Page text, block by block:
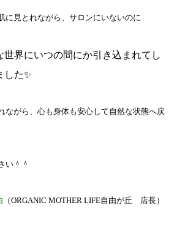
に見とれながら、サロンにいないのに
世界にいつの間にか引き込まれてし
した✨
ながら、心も身体も安心して自然な状態へ戻
い＾＾
（ORGANIC MOTHER LIFE自由が丘 店長）